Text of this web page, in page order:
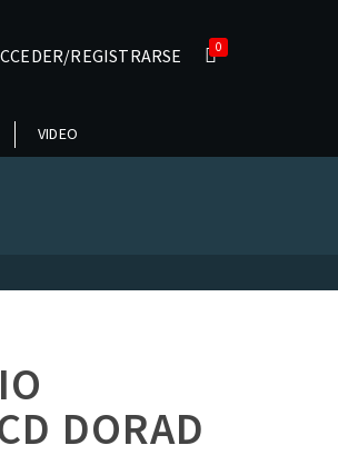
REGISTRARSE 0
VIDEO
DORAD